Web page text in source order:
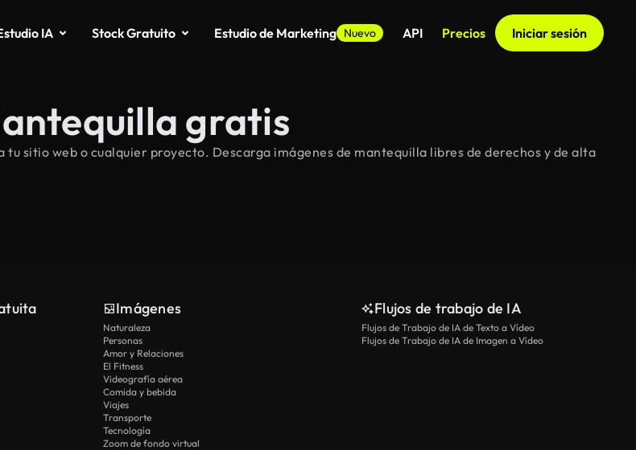
IA Stock Gratuito Estudio de Marketing Nuevo API Precios Iniciar sesión
gratis
sitio web o cualquier proyecto. Descarga imágenes de mantequilla libres de derechos y de alta
Imágenes
Naturaleza
Personas
Amor y Relaciones
El Fitness
Videografía aérea
Comida y bebida
Viajes
Transporte
Tecnología
Zoom de fondo virtual
Flujos de trabajo de IA
Flujos de Trabajo de IA de Texto a Vídeo
Flujos de Trabajo de IA de Imagen a Vídeo